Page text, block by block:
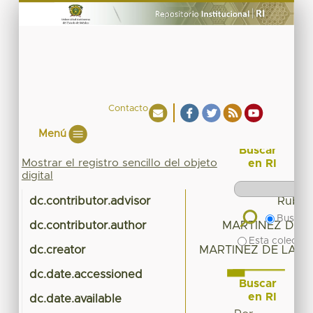
Contacto
Menú
Mostrar el registro sencillo del objeto
digital
dc.contributor.advisor Rubí
dc.contributor.author MARTINEZ DE
dc.creator MARTINEZ DE LA
dc.date.accessioned
dc.date.available
Buscar
en RI
Buscar
Esta
Buscar
en RI